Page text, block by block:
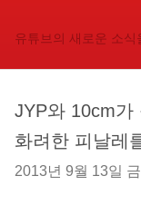
유튜브의 새로운 소식
JYP와 10cm가
화려한 피날레
2013년 9월 13일